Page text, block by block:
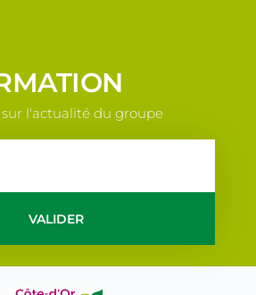
l'actualité du groupe
VALIDER